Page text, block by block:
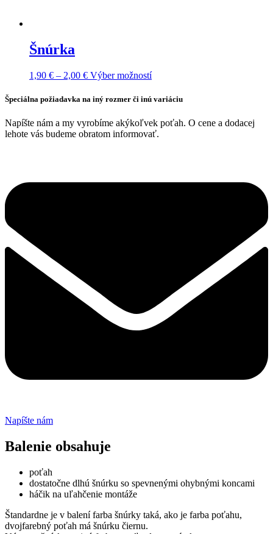
Šnúrka
1,90 € – 2,00 €Price
1,90 €
2,00 €
Výber možnostíTento
má
variantov.
Možnosti
si
stránke
Špeciálna požiadavka na iný rozmer či inú variáciu
Napíšte nám a my vyrobíme akýkoľvek poťah. O cene a dodacej
lehote vás budeme obratom informovať.
Napíšte nám
Balenie obsahuje
poťah
dostatočne dlhú šnúrku so spevnenými ohybnými koncami
háčik na uľahčenie montáže
Štandardne je v balení farba šnúrky taká, ako je farba poťahu,
dvojfarebný poťah má šnúrku čiernu.